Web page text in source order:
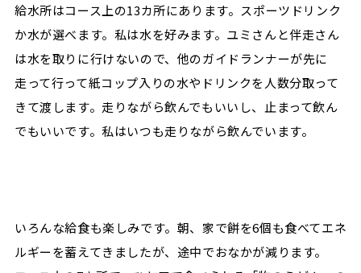
給水所はコース上の13カ所にあります。スポーツドリンク
か水が選べます。私は水を好みます。ユミさんと伴走さん
は水を取りに行けないので、他のガイドランナーが先に
走って行って紙コップ入りの水やドリンクを人数分取って
きて渡します。走りながら飲んでもいいし、止まって飲ん
でもいいです。私はいつも走りながら飲んでいます。
いろんな給食も楽しみです。朝、家で餅を6個も食べてエネ
ルギーを蓄えてきましたが、途中でおなかが減ります。